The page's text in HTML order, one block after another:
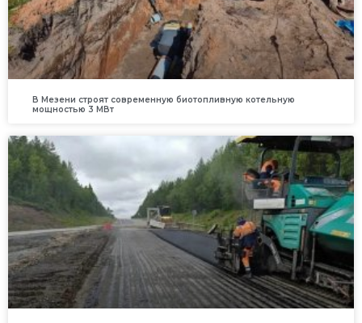
В Мезени строят современную биотопливную котельную
мощностью 3 МВт